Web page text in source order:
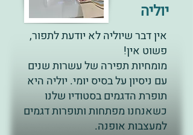
יוליה
אין דבר שיוליה לא יודעת לתפור,
פשוט אין!
מומחיות תפירה של עשרות שנים
עם ניסיון על בסיס יומי. יוליה היא
תופרת הדגמים בסטודיו שלנו
כשאנחנו מפתחות ותופרות דגמים
למעצבות אופנה.